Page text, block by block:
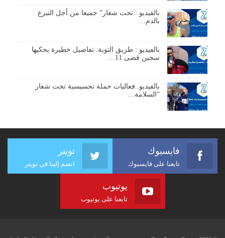
بالفيديو : تحت شعار” جميعا من أجل التبرع
بالدم…
بالفيديو : طريق التوبة..تفاصيل خطيرة يحكيها
سجين قضى 11…
بالفيديو..فعاليات حملة تحسيسية تحت شعار
“السلامة…
فايسبوك
تابعنا على فايسبوك
تويتر
انضم إلينا في تويتر
يوتيوب
تابعنا على يوتيوب